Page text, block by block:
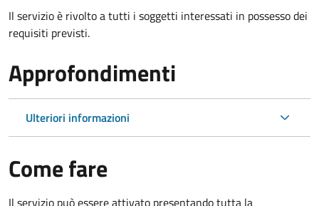
Il servizio è rivolto a tutti i soggetti interessati in possesso dei
requisiti previsti.
Approfondimenti
Ulteriori informazioni
Come fare